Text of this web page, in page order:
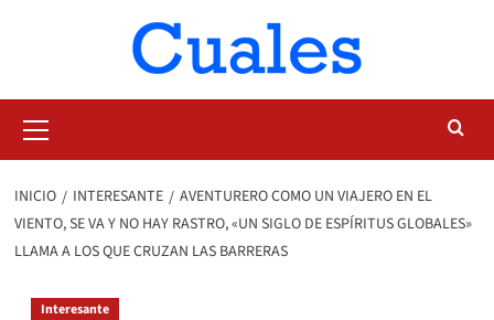
primario
INICIO INTERESANTE
AVENTURERO COMO UN VIAJERO EN EL
VIENTO, SE VA Y NO HAY RASTRO, «UN SIGLO DE ESPÍRITUS GLOBALES»
LLAMA A LOS QUE CRUZAN LAS BARRERAS
Interesante